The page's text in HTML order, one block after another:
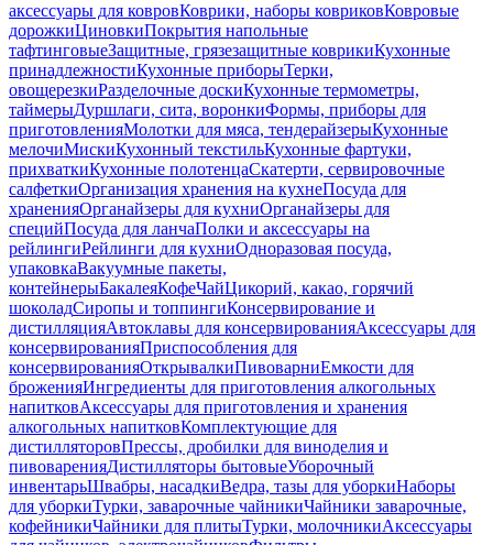
аксессуары для ковровКоврики, наборы ковриковКовровые
дорожкиЦиновкиПокрытия напольные
тафтинговыеЗащитные, грязезащитные коврикиКухонные
принадлежностиКухонные приборыТерки,
овощерезкиРазделочные доскиКухонные термометры,
таймерыДуршлаги, сита, воронкиФормы, приборы для
приготовленияМолотки для мяса, тендерайзерыКухонные
мелочиМискиКухонный текстильКухонные фартуки,
прихваткиКухонные полотенцаСкатерти, сервировочные
салфеткиОрганизация хранения на кухнеПосуда для
храненияОрганайзеры для кухниОрганайзеры для
специйПосуда для ланчаПолки и аксессуары на
рейлингиРейлинги для кухниОдноразовая посуда,
упаковкаВакуумные пакеты,
контейнерыБакалеяКофеЧайЦикорий, какао, горячий
шоколадСиропы и топпингиКонсервирование и
дистилляцияАвтоклавы для консервированияАксессуары для
консервированияПриспособления для
консервированияОткрывалкиПивоварниЕмкости для
броженияИнгредиенты для приготовления алкогольных
напитковАксессуары для приготовления и хранения
алкогольных напитковКомплектующие для
дистилляторовПрессы, дробилки для виноделия и
пивоваренияДистилляторы бытовыеУборочный
инвентарьШвабры, насадкиВедра, тазы для уборкиНаборы
для уборкиТурки, заварочные чайникиЧайники заварочные,
кофейникиЧайники для плитыТурки, молочникиАксессуары